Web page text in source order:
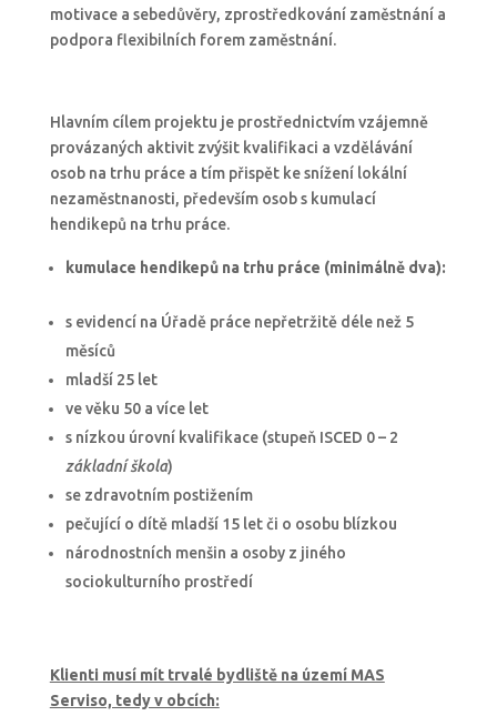
motivace a sebedůvěry, zprostředkování zaměstnání a
podpora flexibilních forem zaměstnání.
Hlavním cílem projektu je prostřednictvím vzájemně
provázaných aktivit zvýšit kvalifikaci a vzdělávání
osob na trhu práce a tím přispět ke snížení lokální
nezaměstnanosti, především osob s kumulací
hendikepů na trhu práce.
kumulace hendikepů na trhu práce (minimálně dva):
s evidencí na Úřadě práce nepřetržitě déle než 5
měsíců
mladší 25 let
ve věku 50 a více let
s nízkou úrovní kvalifikace (stupeň ISCED 0 – 2
základní škola)
se zdravotním postižením
pečující o dítě mladší 15 let či o osobu blízkou
národnostních menšin a osoby z jiného
sociokulturního prostředí
Klienti musí mít trvalé bydliště na území MAS
Serviso, tedy v obcích: